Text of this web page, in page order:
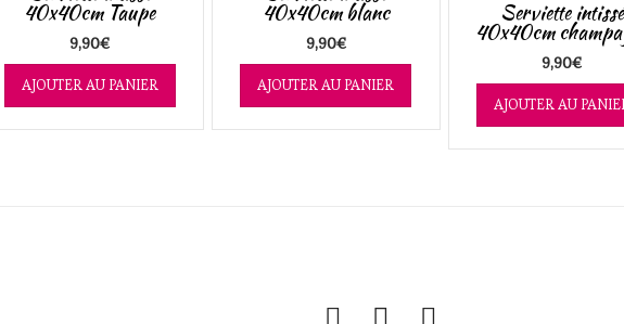
40x40cm Taupe
9,90€
AJOUTER AU PANIER
40x40cm blanc
9,90€
AJOUTER AU PANIER
Serviette intissé
40x40cm
9,90€
AJOUTER AU